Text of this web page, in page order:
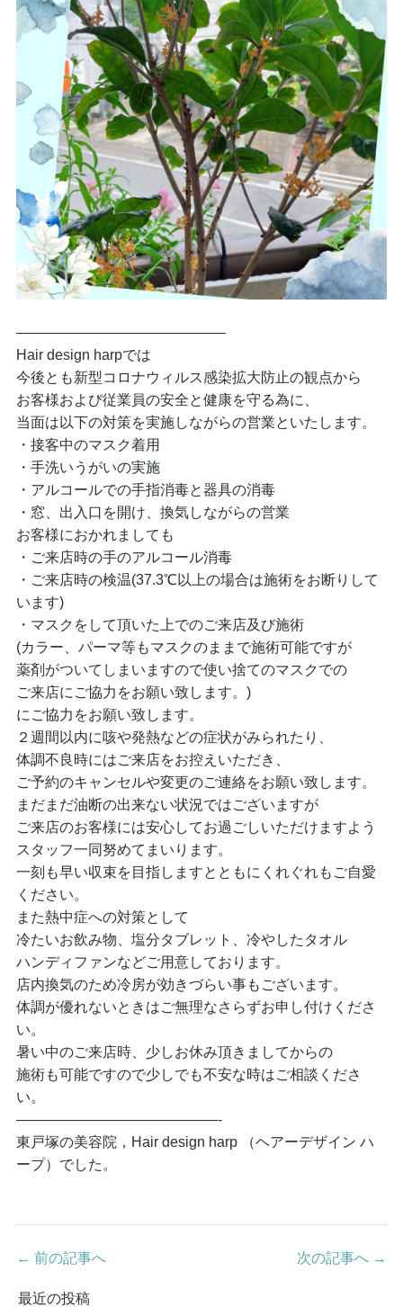
——————————————–
Hair design harpでは
今後とも新型コロナウィルス感染拡大防止の観点から
お客様および従業員の安全と健康を守る為に、
当面は以下の対策を実施しながらの営業といたします。
・接客中のマスク着用
・手洗いうがいの実施
・アルコールでの手指消毒と器具の消毒
・窓、出入口を開け、換気しながらの営業
お客様におかれましても
・ご来店時の手のアルコール消毒
・ご来店時の検温(37.3℃以上の場合は施術をお断りして
います)
・マスクをして頂いた上でのご来店及び施術
(カラー、パーマ等もマスクのままで施術可能ですが
薬剤がついてしまいますので使い捨てのマスクでの
ご来店にご協力をお願い致します。)
にご協力をお願い致します。
２週間以内に咳や発熱などの症状がみられたり、
体調不良時にはご来店をお控えいただき、
ご予約のキャンセルや変更のご連絡をお願い致します。
まだまだ油断の出来ない状況ではございますが
ご来店のお客様には安心してお過ごしいただけますよう
スタッフ一同努めてまいります。
一刻も早い収束を目指しますとともにくれぐれもご自愛
ください。
また熱中症への対策として
冷たいお飲み物、塩分タブレット、冷やしたタオル
ハンディファンなどご用意しております。
店内換気のため冷房が効きづらい事もございます。
体調が優れないときはご無理なさらずお申し付けくださ
い。
暑い中のご来店時、少しお休み頂きましてからの
施術も可能ですので少しでも不安な時はご相談くださ
い。
——————————————-
東戸塚の美容院，Hair design harp （ヘアーデザイン ハ
ープ）でした。
← 前の記事へ 次の記事へ →
最近の投稿